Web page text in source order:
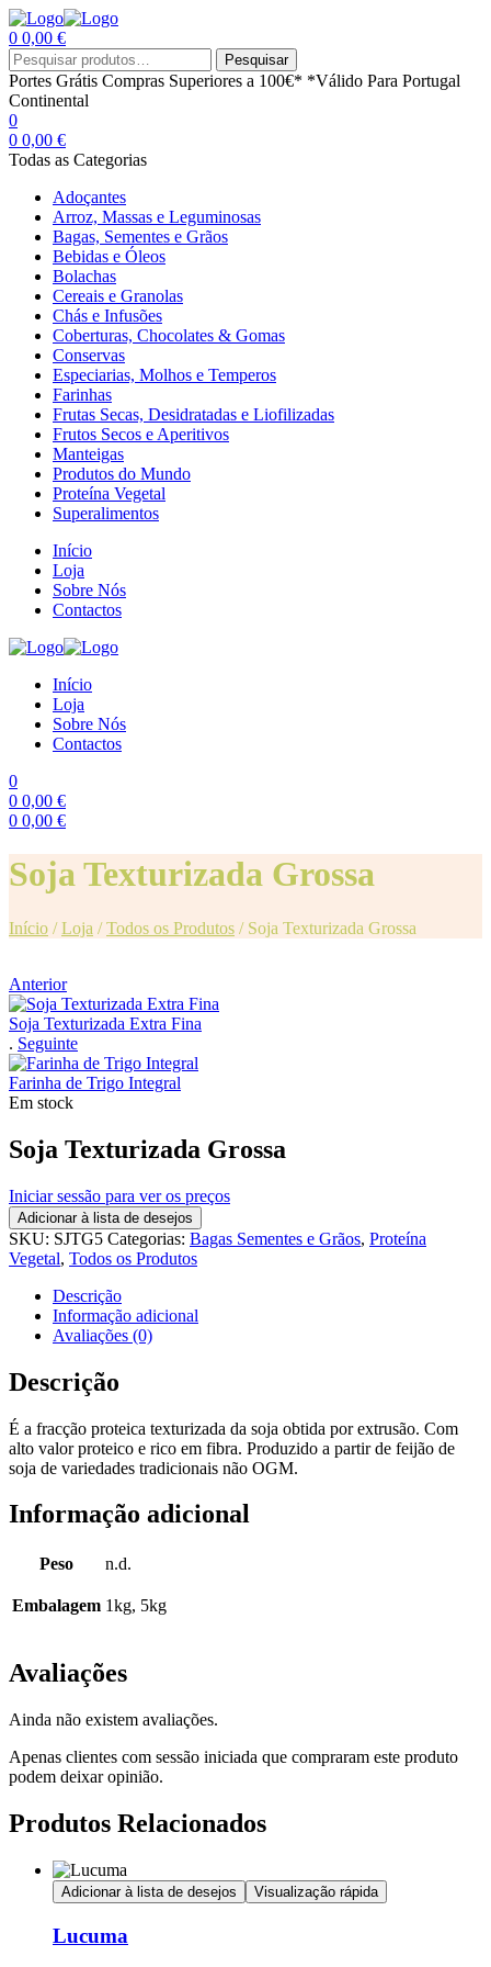
0 0,00 €
Menu
Procurar
por:
Pesquisar
Portes Grátis Compras Superiores a 100€* *Válido Para Portugal
Continental
0
0 0,00 €
Todas as Categorias
Adoçantes
Arroz, Massas e Leguminosas
Bagas, Sementes e Grãos
Bebidas e Óleos
Bolachas
Cereais e Granolas
Chás e Infusões
Coberturas, Chocolates & Gomas
Conservas
Especiarias, Molhos e Temperos
Farinhas
Frutas Secas, Desidratadas e Liofilizadas
Frutos Secos e Aperitivos
Manteigas
Produtos do Mundo
Proteína Vegetal
Superalimentos
Início
Loja
Sobre Nós
Contactos
Início
Loja
Sobre Nós
Contactos
0
0 0,00 €
0 0,00 €
Soja Texturizada Grossa
Início /Loja /Todos os Produtos / Soja Texturizada Grossa
Anterior
Soja Texturizada Extra Fina
. Seguinte
Farinha de Trigo Integral
Em stock
Soja Texturizada Grossa
Iniciar sessão para ver os preços
Adicionar à lista de desejos
SKU: SJTG5 Categorias: Bagas Sementes e Grãos, Proteína
Vegetal, Todos os Produtos
Descrição
Informação adicional
Avaliações (0)
Descrição
É a fracção proteica texturizada da soja obtida por extrusão. Com
alto valor proteico e rico em fibra. Produzido a partir de feijão de
soja de variedades tradicionais não OGM.
Informação adicional
Peso n.d.
Embalagem 1kg, 5kg
Avaliações
Ainda não existem avaliações.
Apenas clientes com sessão iniciada que compraram este produto
podem deixar opinião.
Produtos Relacionados
Adicionar à lista de desejos Visualização rápida
Lucuma